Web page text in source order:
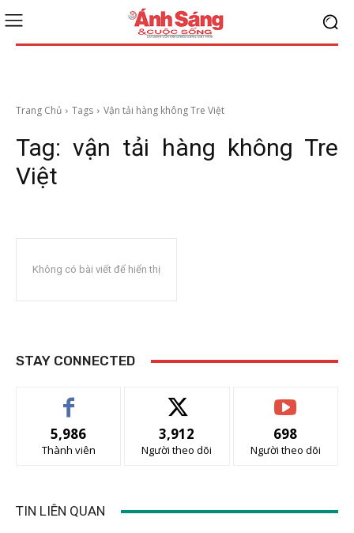
Trang Chủ Tags Vận tải hàng không Tre Việt
Tag:vận tải hàng không Tre
Việt
Không có bài viết để hiển thị
STAY CONNECTED
5,986
Thành viên
3,912
Người theo dõi
698
Người theo dõi
TIN LIÊN QUAN